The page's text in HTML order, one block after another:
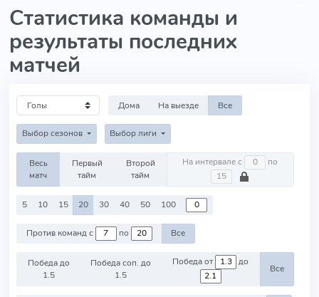
Статистика команды и
результаты последних
матчей
Дома На выезде Все
Выбор сезонов Выбор лиги
Весь
матч
Первый
тайм
Второй
тайм
На интервале с по
5 10 15 20 30 40 50 100
Против команд с по Все
Победа до
1.5
Победа соп. до
1.5
Победа от до
Все